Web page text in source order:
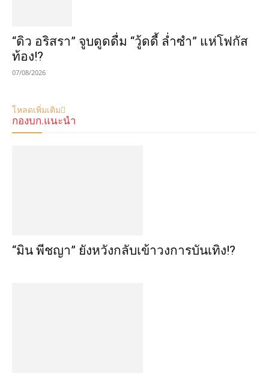
“ดิว อริสรา” จูบดูดดื่ม “วู้ดดี้ ล่ำซำ” แห่โฟกัส
ท้อง!?
07/08/2026
โหลดเพิ่มเติม
กองบก.แนะนำ
“มิน พีชญา” ยังหวังกลับเข้าวงการบันเทิง!?